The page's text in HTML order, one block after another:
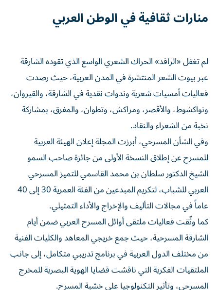
منارات ثقافية في الوطن العربي
لم تغفل «الرافد» الحراك الشعري الواسع الذي تقوده الشارقة
عبر بيوت الشعر المنتشرة في المدن العربية، حيث رصدت
فعاليات أمسيات شعرية وندوات نقدية في الشارقة، والقيروان،
ونواكشوط، والأقصر، ومراكش، وتطوان، والمفرق، بمشاركة
نخبة من الشعراء والنقاد.
وفي الشأن المسرحي، أبرزت المجلة إعلان الهيئة العربية
للمسرح عن إطلاق النسخة الأولى من جائزة صاحب السمو
الشيخ الدكتور سلطان بن محمد القاسمي للتميز المسرحي
العربي للشباب، لتكريم المبدعين من الفئة العمرية 30 إلى 40
عاماً في مجالات التأليف والإخراج والأداء التمثيلي.
كما وثّقت فعاليات ملتقى أوائل المسرح العربي ضمن أيام
الشارقة المسرحية، حيث جمع خريجي المعاهد والكليات الفنية
من مختلف الدول العربية في برنامج تدريبي متكامل، إلى جانب
الملتقيات الفكرية التي ناقشت قضايا الهوية البصرية للمخرج
المسرحي، وتأثير التكنولوجيا على خشبة المسرح.